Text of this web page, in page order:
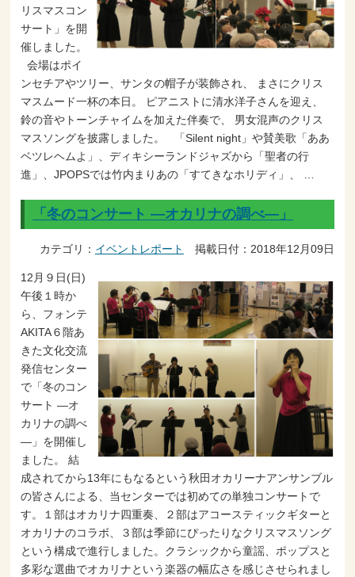
リスマスコン
サート」を開
催しました。
会場はポイ
ンセチアやツリー、サンタの帽子が装飾され、 まさにクリス
マスムード一杯の本日。 ピアニストに清水洋子さんを迎え、
鈴の音やトーンチャイムを加えた伴奏で、 男女混声のクリス
マスソングを披露しました。 「Silent night」や賛美歌「ああ
ベツレヘムよ」、ディキシーランドジャズから「聖者の行
進」、JPOPSでは竹内まりあの「すてきなホリディ」、 …
「冬のコンサート ―オカリナの調べ―」
カテゴリ： イベントレポート 掲載日付：2018年12月09日
12月９日(日)
午後１時か
ら、フォンテ
AKITA６階あ
きた文化交流
発信センター
で「冬のコン
サート ―オ
カリナの調べ
―」を開催し
ました。 結
成されてから13年にもなるという秋田オカリーナアンサンブル
の皆さんによる、当センターでは初めての単独コンサートで
す。１部はオカリナ四重奏、２部はアコースティックギターと
オカリナのコラボ、３部は季節にぴったりなクリスマスソング
という構成で進行しました。クラシックから童謡、ポップスと
多彩な選曲でオカリナという楽器の幅広さを感じさせられまし